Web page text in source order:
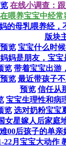
在线小调查：
喂养宝宝中经常
的母乳喂养经
版块
预览 宝宝什么时
妈妈是朋友，宝宝
览 带着宝宝出游
预览 最近带孩子
预览 信任从
宝宝生理性和病
览 选对奶粉宝宝
女星嫁人后家庭
00后孩子的单
22月宝宝大动作